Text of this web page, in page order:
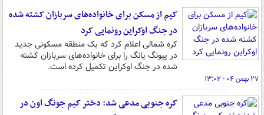
کیم از مسکن برای خانواده‌های سربازان کشته شده
در جنگ اوکراین رونمایی کرد
کره شمالی اعلام کرد که یک منطقه مسکونی جدید
در پیونگ یانگ را برای خانواده‌های سربازان کشته
شده در جنگ اوکراین تکمیل کرده است.
۲۷ بهمن ۰۴ - ۱۳:۰۲
کره جنوبی مدعی شد: دختر کیم جونگ اون در